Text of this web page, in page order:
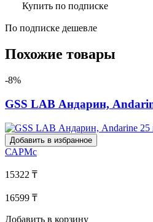
Купить по подписке
По подписке дешевле
Похожие товары
-8%
GSS LAB Андарин,
Добавить в избранное
САРМс
15322 ₸
16599 ₸
Добавить в корзину